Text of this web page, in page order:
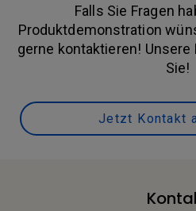
Falls Sie Fragen
Produktdemonstration
gerne kontaktieren!
Sie!
Jetzt Kontakt